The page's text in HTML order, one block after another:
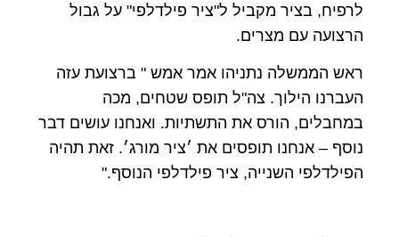
לרפיח, בציר מקביל ל"ציר פילדלפי" על גבול
הרצועה עם מצרים.
ראש הממשלה נתניהו אמר אמש " ברצועת עזה
העברנו הילוך. צה"ל תופס שטחים, מכה
במחבלים, הורס את התשתיות. ואנחנו עושים דבר
נוסף – אנחנו תופסים את ׳ציר מורג׳. זאת תהיה
הפילדלפי השנייה, ציר פילדלפי הנוסף."